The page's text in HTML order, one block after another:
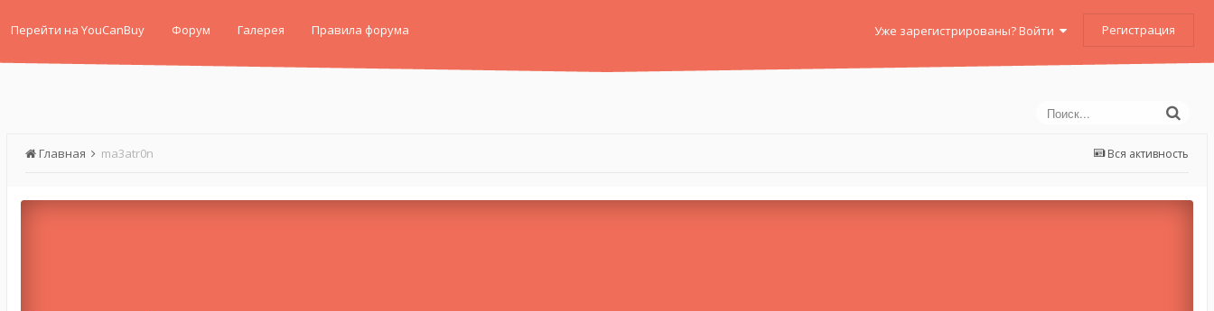
Перейти на YouCanBuy Форум Галерея Правила форума Уже зарегистрированы? Войти Регистрация
Вся активность
Главная ma3atr0n